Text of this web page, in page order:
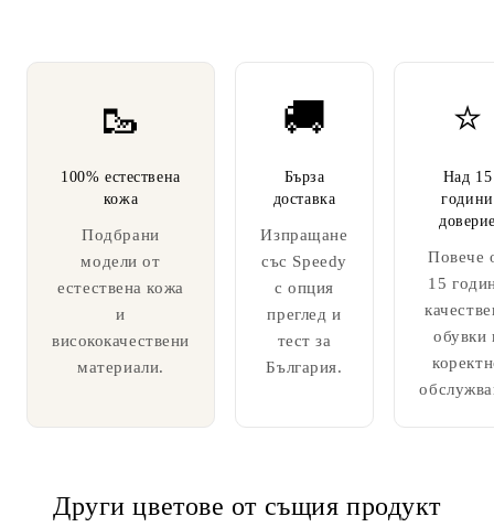
🥾
100% естествена
кожа
Подбрани
модели от
естествена кожа
и
висококачествени
материали.
🚚
Бърза
доставка
Изпращане
със Speedy
с опция
преглед и
тест за
България.
⭐
Над 15
години
Повече
15
обувки
Други цветове от същия продукт